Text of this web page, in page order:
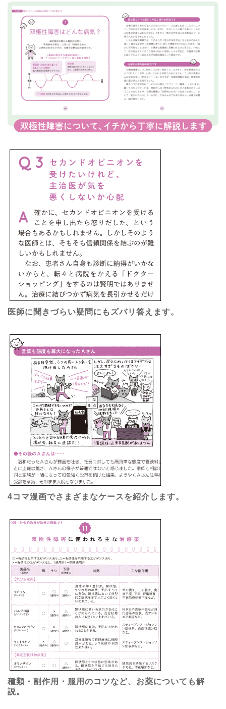
医師に聞きづらい疑問にもズバリ答えます。
4コマ漫画でさまざまなケースを紹介します。
種類・副作用・服用のコツなど、お薬についても解
説。